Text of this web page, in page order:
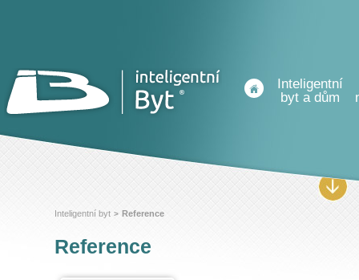
Inteligentní
byt a dům
Inteligentní byt > Reference
Reference